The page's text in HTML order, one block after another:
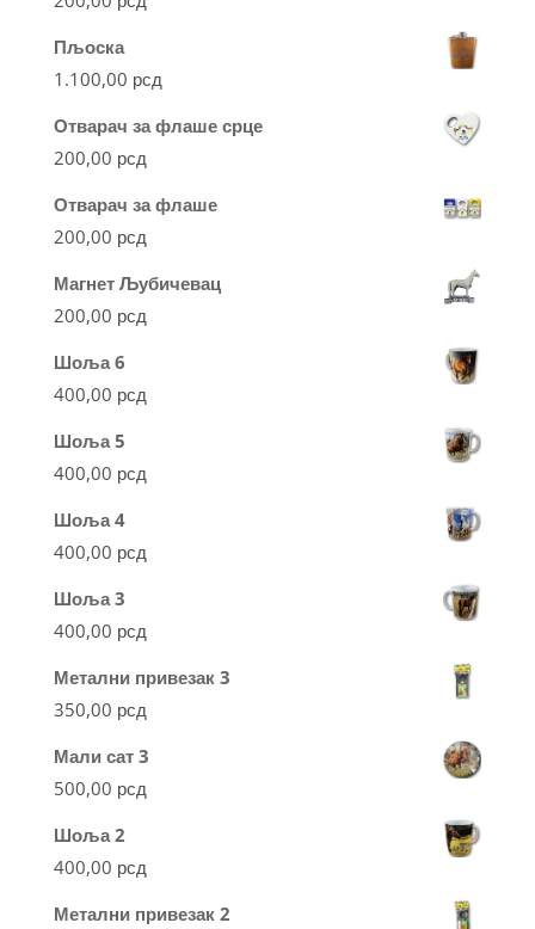
Пљоска
1.100,00 рсд
Отварач за флаше срце
200,00 рсд
Отварач за флаше
200,00 рсд
Магнет Љубичевац
200,00 рсд
Шоља 6
400,00 рсд
Шоља 5
400,00 рсд
Шоља 4
400,00 рсд
Шоља 3
400,00 рсд
Метални привезак 3
350,00 рсд
Мали сат 3
500,00 рсд
Шоља 2
400,00 рсд
Метални привезак 2